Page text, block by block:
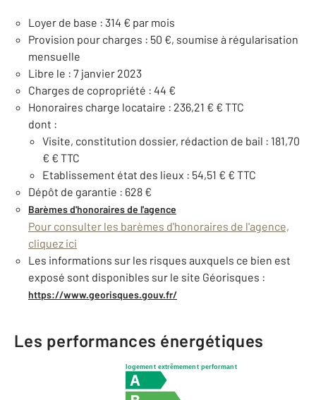
Loyer de base : 314 € par mois
Provision pour charges : 50 €, soumise à régularisation
mensuelle
Libre le : 7 janvier 2023
Charges de copropriété : 44 €
Honoraires charge locataire : 236,21 € € TTC
dont :
Visite, constitution dossier, rédaction de bail : 181,70
€ € TTC
Etablissement état des lieux : 54,51 € € TTC
Dépôt de garantie : 628 €
Barèmes d'honoraires de l'agence
Pour consulter les barèmes d'honoraires de l'agence,
cliquez ici
Les informations sur les risques auxquels ce bien est
exposé sont disponibles sur le site Géorisques :
https://www.georisques.gouv.fr/
Les performances énergétiques
logement extrêmement performant